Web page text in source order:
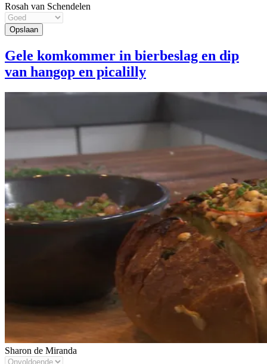
Rosah van Schendelen
Gele komkommer in bierbeslag en dip
van hangop en picalilly
Sharon de Miranda